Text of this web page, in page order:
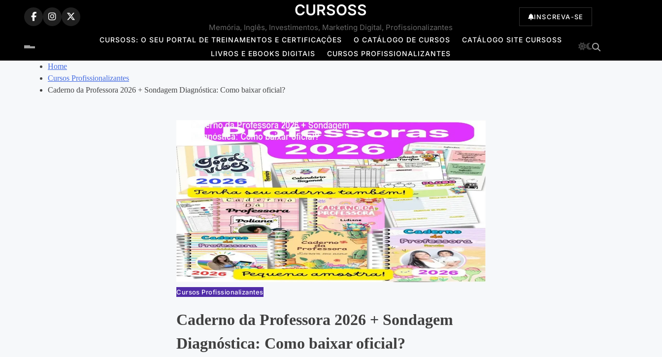
CURSOSS
Memória, Inglês, Investimentos, Marketing Digital, Profissionalizantes
INSCREVA-SE
CURSOSS: O SEU PORTAL DE TREINAMENTOS E CERTIFICAÇÕES O CATÁLOGO DE CURSOS
CATÁLOGO SITE CURSOSS
LIVROS E EBOOKS DIGITAIS
CURSOS PROFISSIONALIZANTES
Home
Cursos Profissionalizantes
Caderno da Professora 2026 + Sondagem Diagnóstica: Como baixar oficial?
Cursos Profissionalizantes
Caderno da Professora 2026 + Sondagem
Diagnóstica: Como baixar oficial?